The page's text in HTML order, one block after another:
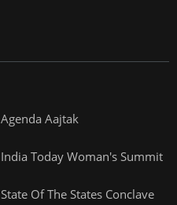
Agenda Aajtak
India Today Woman's Summit
State Of The States Conclave